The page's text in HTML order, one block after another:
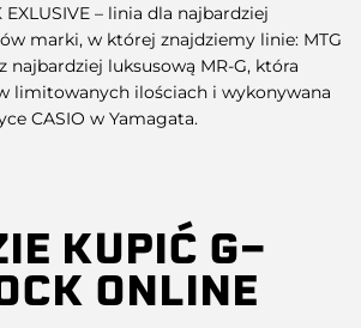
EXLUSIVE – linia dla najbardziej
marki, w której znajdziemy linie: MTG
najbardziej luksusową MR-G, która
limitowanych ilościach i wykonywana
CASIO w Yamagata.
KUPIĆ G-
ONLINE